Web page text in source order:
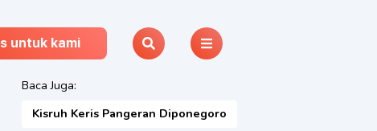
untuk kami
Baca Juga:
Kisruh Keris Pangeran Diponegoro